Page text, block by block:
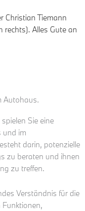
Christian Tiemann
rechts). Alles Gute an
Autohaus.
Sie eine
und im
darin, potenzielle
zu beraten und ihnen
zu treffen.
Verständnis für die
Funktionen,